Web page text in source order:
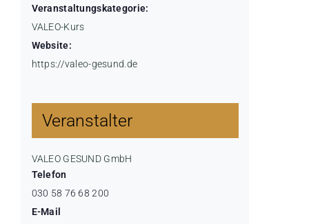
Veranstaltungskategorie:
VALEO-Kurs
Website:
https://valeo-gesund.de
Veranstalter
VALEO GESUND GmbH
Telefon
030 58 76 68 200
E-Mail